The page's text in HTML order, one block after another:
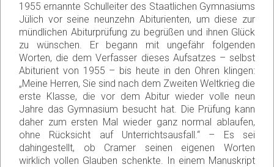
1955 ernannte Schulleiter des Staatlichen Gymnasiums
Jülich vor seine neunzehn Abiturienten, um diese zur
mündlichen Abiturprüfung zu begrüßen und ihnen Glück
zu wünschen. Er begann mit ungefähr folgenden
Worten, die dem Verfasser dieses Aufsatzes – selbst
Abiturient von 1955 – bis heute in den Ohren klingen:
„Meine Herren, Sie sind nach dem Zweiten Weltkrieg die
erste Klasse, die vor dem Abitur wieder volle neun
Jahre das Gymnasium besucht hat. Die Prüfung kann
daher zum ersten Mal wieder ganz normal ablaufen,
ohne Rücksicht auf Unterrichtsausfall.“ – Es sei
dahingestellt, ob Cramer seinen eigenen Worten
wirklich vollen Glauben schenkte. In einem Manuskript